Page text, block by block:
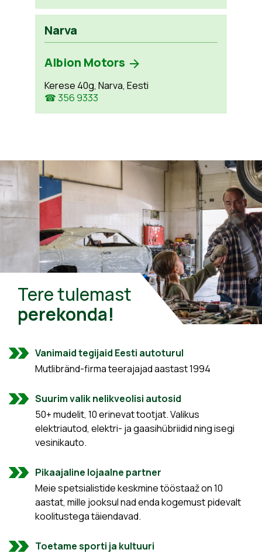
Narva
Albion Motors
Kerese 40g, Narva, Eesti
☎ 356 9333
Tere tulemast
perekonda!
Vanimaid tegijaid Eesti autoturul
Mutlibränd-firma teerajajad aastast 1994
Suurim valik nelikveolisi autosid
50+ mudelit, 10 erinevat tootjat. Valikus
elektriautod, elektri- ja gaasihübriidid ning isegi
vesinikauto.
Pikaajaline lojaalne partner
Meie spetsialistide keskmine tööstaaž on 10
aastat, mille jooksul nad enda kogemust pidevalt
koolitustega täiendavad.
Toetame sporti ja kultuuri